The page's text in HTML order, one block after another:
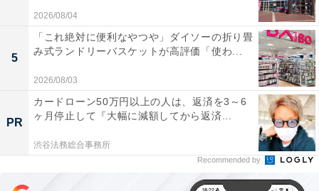
現時点で無印良品メンバーでない人も、買い物の前に登
録しておけば優待を受けられます。なお、店舗によって
はセールを実施しない場合もあります。詳しくは無印良
品の公式サイトでチェックしてみてください。
※IDEE TOKYOを除くIDEE直営店で「IDEE WEEK」も
同時開催（無印良品メンバー対象に10％オフ）
※IDEE SHOP Onlineでは、オンライン会員対象に10％
2026/08/04
5
「これ絶対に便利なやつや」ダイソーの折り畳
み式ランドリーバスケットが高評価「使わ...
2026/08/03
PR
カードローン50万円以上の人は、返済を3～6
ヶ月停止して『大幅に減額してから返済...
渋谷法務総合事務所
Recommended by